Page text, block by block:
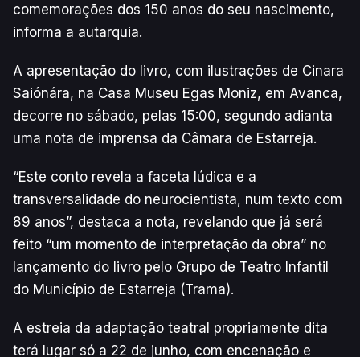
comemorações dos 150 anos do seu nascimento,
informa a autarquia.
A apresentação do livro, com ilustrações de Cinara
Saiónára, na Casa Museu Egas Moniz, em Avanca,
decorre no sábado, pelas 15:00, segundo adianta
uma nota de imprensa da Câmara de Estarreja.
“Este conto revela a faceta lúdica e a
transversalidade do neurocientista, num texto com
89 anos”, destaca a nota, revelando que já será
feito “um momento de interpretação da obra” no
lançamento do livro pelo Grupo de Teatro Infantil
do Município de Estarreja (Trama).
A estreia da adaptação teatral propriamente dita
terá lugar só a 22 de junho, com encenação e